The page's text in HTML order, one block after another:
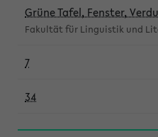
Grüne Tafel, Fenster,
Fakultät für Linguistik und
7
34